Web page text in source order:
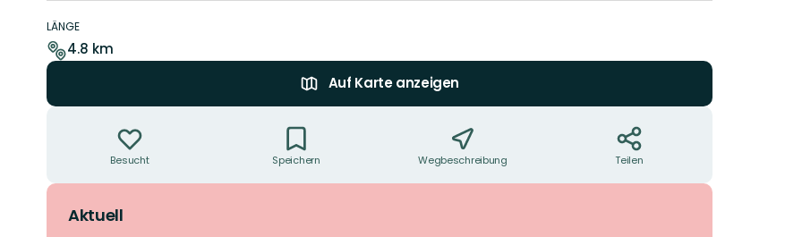
zum
Weg
LÄNGE
4.8 km
Auf Karte anzeigen
Besucht Speichern Wegbeschreibung Teilen
Aktuell